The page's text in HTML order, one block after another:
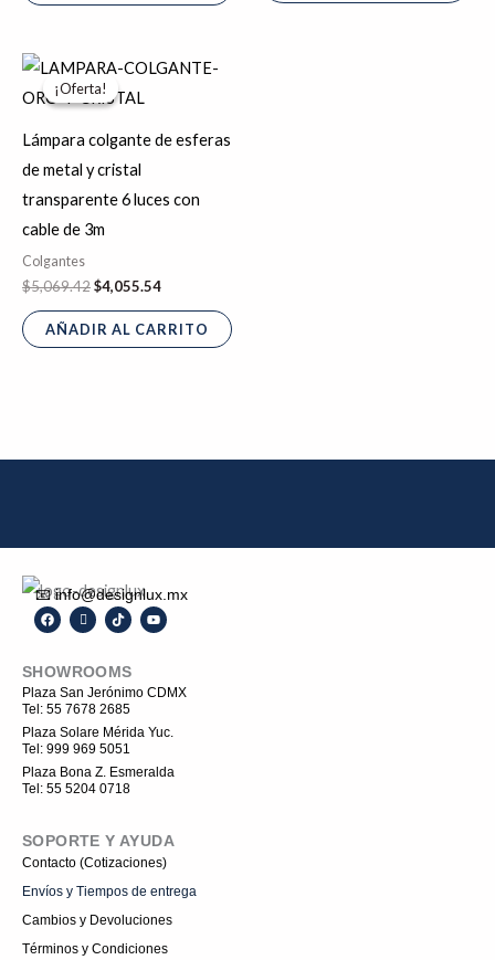
¡Oferta!
¡Oferta!
Lámpara colgante de esferas
de metal y cristal
transparente 6 luces con
cable de 3m
Colgantes
$5,069.42
El
precio
original
$5,069.42.
$4,055.54
El
precio
$4,055.54.
AÑADIR AL CARRITO
📧 info@designlux.mx
F
a
b
o
o
k
I
c
-
i
n
s
t
a
g
r
a
m
T
i
o
k
Y
o
b
e
SHOWROOMS
Plaza San Jerónimo CDMX
Tel: 55 7678 2685
Plaza Solare Mérida Yuc.
Tel: 999 969 5051
Plaza Bona Z. Esmeralda
Tel: 55 5204 0718
SOPORTE Y AYUDA
Contacto (Cotizaciones)
Envíos y Tiempos de entrega
Cambios y Devoluciones
Términos y Condiciones